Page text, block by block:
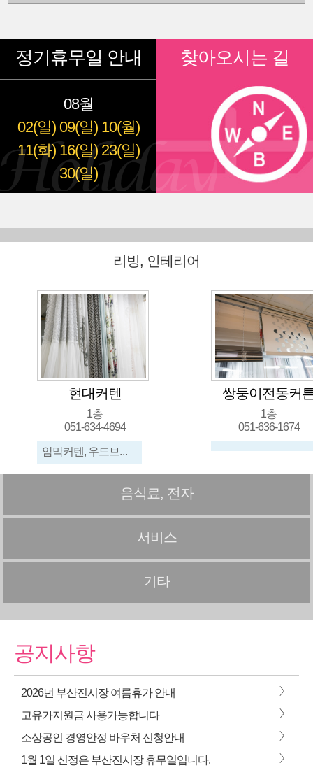
정기휴무일 안내
08월
02(일) 09(일) 10(월)
11(화) 16(일) 23(일)
30(일)
찾아오시는 길
리빙, 인테리어
현대커텐
1층
051-634-4694
암막커텐, 우드브라인드, 허니콤, 레이스, 린넨커텐, 패브릭원단, 콤비브라인드, 암막브라인드
쌍둥이전동커
1층
051-636-1674
음식료, 전자
서비스
기타
공지사항
2026년 부산진시장 여름휴가 안내 >
고유가지원금 사용가능합니다 >
소상공인 경영안정 바우처 신청안내 >
1월 1일 신정은 부산진시장 휴무일입니다. >